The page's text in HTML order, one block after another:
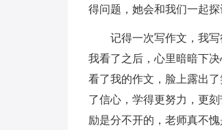
得问题，她会和我们一起
记得一次写作文，我
我看了之后，心里暗暗下
看了我的作文，脸上露出
了信心，学得更努力，更
励是分不开的，老师真不愧